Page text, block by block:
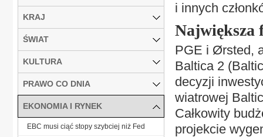
i innych
Największa
PGE i Ørsted,
Baltica 2
decyzji
wiatrowej
Całkowity
projekcie
KRAJ
ŚWIAT
KULTURA
PRAWO CO DNIA
EKONOMIA I RYNEK
EBC musi ciąć stopy szybciej niż Fed